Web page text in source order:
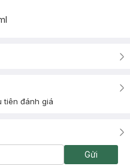
tiên đánh giá
Gửi